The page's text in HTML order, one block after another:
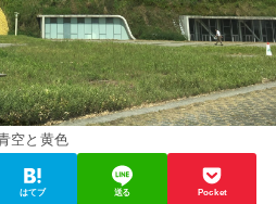
空と黄色
はてブ 送る Pocket